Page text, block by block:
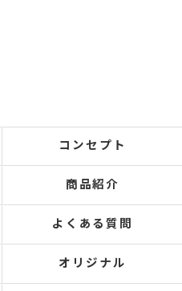
コンセプト
商品紹介
よくある質問
オリジナル